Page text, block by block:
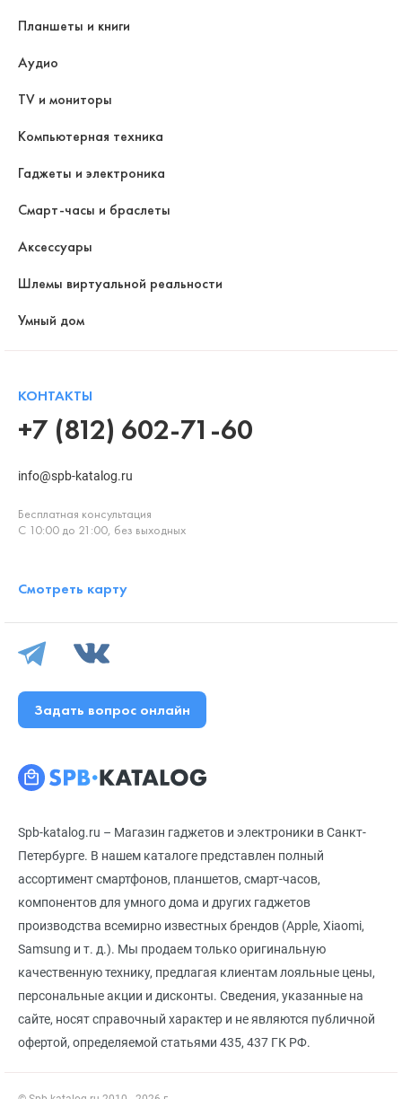
Spb-katalog.ru – Магазин гаджетов и электроники в Санкт-
Петербурге. В нашем каталоге представлен полный
ассортимент смартфонов, планшетов, смарт-часов,
компонентов для умного дома и других гаджетов
производства всемирно известных брендов (Apple, Xiaomi,
Samsung и т. д.). Мы продаем только оригинальную
качественную технику, предлагая клиентам лояльные цены,
персональные акции и дисконты. Сведения, указанные на
сайте, носят справочный характер и не являются публичной
офертой, определяемой статьями 435, 437 ГК РФ.
Планшеты и книги
Аудио
TV и мониторы
Компьютерная техника
Гаджеты и электроника
Смарт-часы и браслеты
Аксессуары
Шлемы виртуальной реальности
Умный дом
КОНТАКТЫ
+7 (812) 602-71-60
info@spb-katalog.ru
Бесплатная консультация
С 10:00 до 21:00, без выходных
Смотреть карту
Задать вопрос онлайн